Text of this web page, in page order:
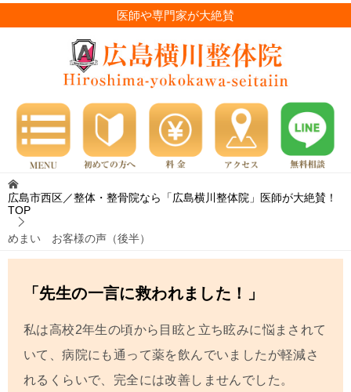
医師や専門家が大絶賛
広島市西区／整体・整骨院なら「広島横川整体院」医師が大絶賛！
TOP
めまい お客様の声（後半）
「先生の一言に救われました！」
私は高校2年生の頃から目眩と立ち眩みに悩まされて
いて、病院にも通って薬を飲んでいましたが軽減さ
れるくらいで、完全には改善しませんでした。